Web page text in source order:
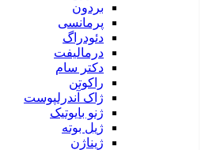
بردون
پرمانسی
دئودراگ
درمالیفت
دکتر سام
راکوتن
ژاک آندرلپوست
ژنو بایوتیک
ژیل بوته
ژیناژن